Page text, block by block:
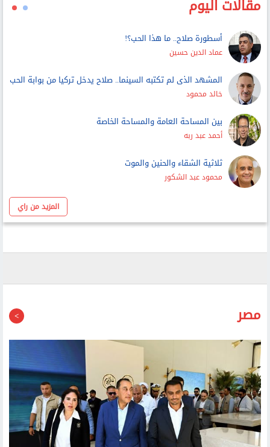
مقالات اليوم
أسطورة صلاح.. ما هذا الحب؟!
عماد الدين حسين
المشهد الذى لم تكتبه السينما.. صلاح يدخل تركيا من بوابة الحب
خالد محمود
بين المساحة العامة والمساحة الخاصة
أحمد عبد ربه
ثلاثية الشقاء والحنين والموت
محمود عبد الشكور
المزيد من راي
مصر